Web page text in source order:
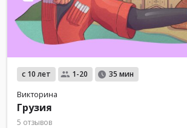
с 10 лет 1-20 35 мин
Викторина
Грузия
5 отзывов